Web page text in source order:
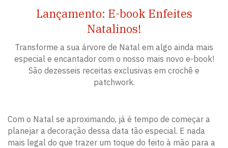
Lançamento: E-book Enfeites
Natalinos!
Transforme a sua árvore de Natal em algo ainda mais
especial e encantador com o nosso mais novo e-book!
São dezesseis receitas exclusivas em crochê e
patchwork.
Com o Natal se aproximando, já é tempo de começar a
planejar a decoração dessa data tão especial. E nada
mais legal do que trazer um toque do feito à mão para a